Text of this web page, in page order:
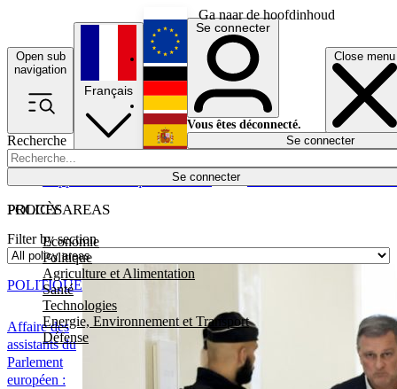
Ga naar de hoofdinhoud
Open sub
navigation
Close menu
Recherche
Se connecter
POLICY AREAS
Economie
Politique
Agriculture et Alimentation
Santé
Technologies
Energie, Environnement et Transport
Défense
Économie
Français
English
Deutsch
Español
Se connecter
Vous êtes déconnecté.
Se connecter
PROCÈS
Filter by section
Affaire des
assistants du
Parlement
européen :
POLITIQUE